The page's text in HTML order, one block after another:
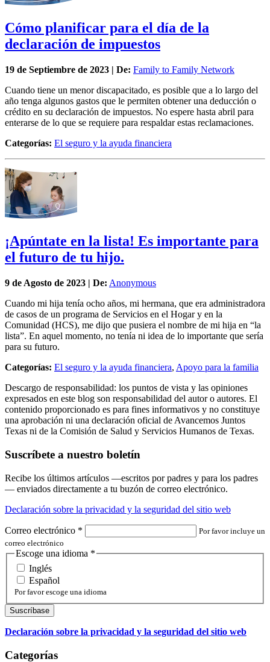
Cómo planificar para el día de la
declaración de impuestos
19 de Septiembre de 2023 | De: Family to Family Network
Cuando tiene un menor discapacitado, es posible que a lo largo del
año tenga algunos gastos que le permiten obtener una deducción o
crédito en su declaración de impuestos. No espere hasta abril para
enterarse de lo que se requiere para respaldar estas reclamaciones.
Categorías: El seguro y la ayuda financiera
¡Apúntate en la lista! Es importante para
el futuro de tu hijo.
9 de Agosto de 2023 | De: Anonymous
Cuando mi hija tenía ocho años, mi hermana, que era administradora
de casos de un programa de Servicios en el Hogar y en la
Comunidad (HCS), me dijo que pusiera el nombre de mi hija en “la
lista”. En aquel momento, no tenía ni idea de lo importante que sería
para su futuro.
Categorías: El seguro y la ayuda financiera, Apoyo para la familia
Descargo de responsabilidad: los puntos de vista y las opiniones
expresados en este blog son responsabilidad del autor o autores. El
contenido proporcionado es para fines informativos y no constituye
una aprobación ni una declaración oficial de Avancemos Juntos
Texas ni de la Comisión de Salud y Servicios Humanos de Texas.
Suscríbete a nuestro boletín
Recibe los últimos artículos —escritos por padres y para los padres
— enviados directamente a tu buzón de correo electrónico.
Declaración sobre la privacidad y la seguridad del sitio web
Correo electrónico *
Por favor incluye un
correo electrónico
Escoge una idioma *
Inglés
Español
Por favor escoge una idioma
Declaración sobre la privacidad y la seguridad del sitio web
Categorías